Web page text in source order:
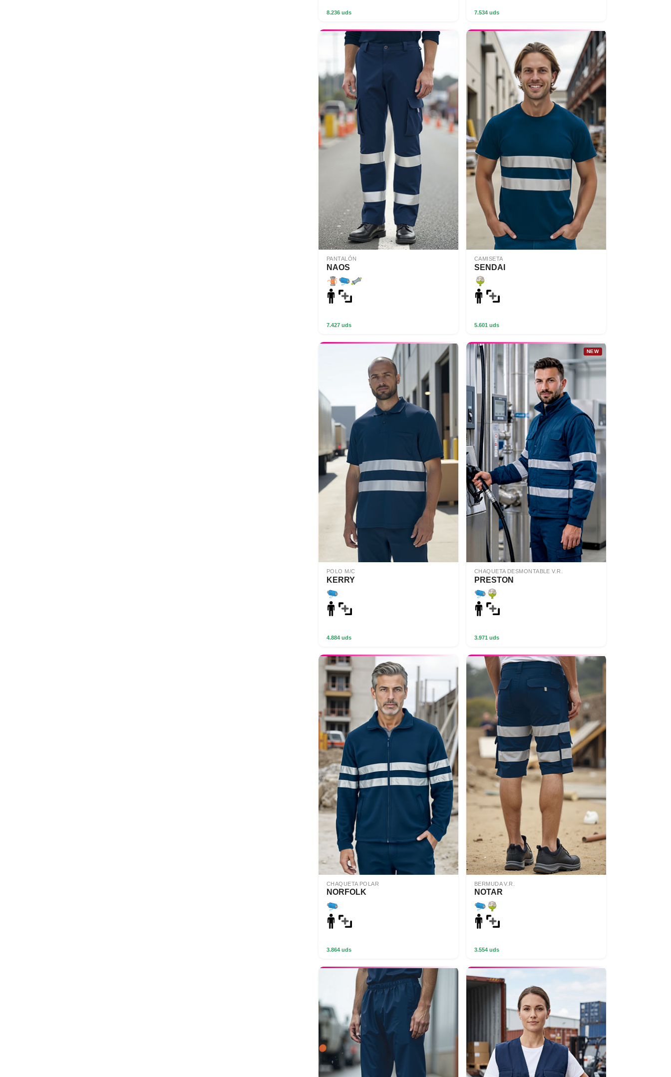
8.236 uds 7.534 uds
PANTALÓN
NAOS
7.427 uds
CAMISETA
SENDAI
5.601 uds
POLO M/C
KERRY
4.884 uds
NEW
CHAQUETA DESMONTABLE V.R.
PRESTON
3.971 uds
CHAQUETA POLAR
NORFOLK
3.864 uds
BERMUDA V.R.
NOTAR
3.554 uds